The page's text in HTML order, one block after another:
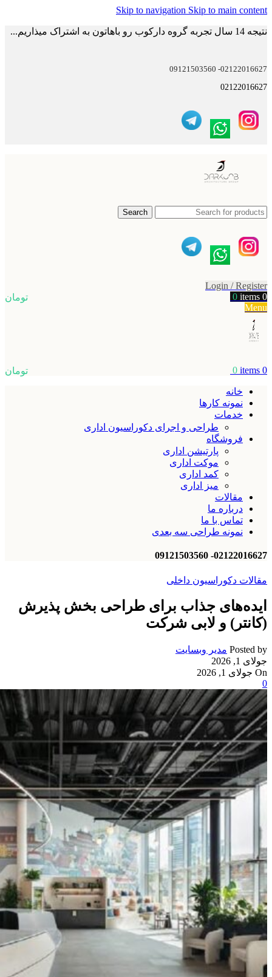
Skip to navigation Skip to main content
نتیجه 14 سال تجربه گروه دارکوب رو باهاتون به اشتراک میذاریم...
02122016627- 09121503560
02122016627
Search
Login / Register
0
items
0
تومان
Menu
0
items
0
تومان
خانه
نمونه کارها
خدمات
طراحی و اجرای دکوراسیون اداری
فروشگاه
پارتیشن اداری
موکت اداری
کمد اداری
میز اداری
مقالات
درباره ما
تماس با ما
نمونه طراحی سه بعدی
02122016627- 09121503560
مقالات دکوراسیون داخلی
ایده‌های جذاب برای طراحی بخش پذیرش
(کانتر) و لابی شرکت
Posted by مدیر وبسایت
جولای 1, 2026
On جولای 1, 2026
0